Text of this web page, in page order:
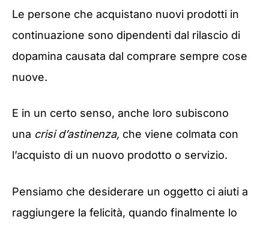
Le persone che acquistano nuovi prodotti in
continuazione sono dipendenti dal rilascio di
dopamina causata dal comprare sempre cose
nuove.
E in un certo senso, anche loro subiscono
una crisi d’astinenza, che viene colmata con
l’acquisto di un nuovo prodotto o servizio.
Pensiamo che desiderare un oggetto ci aiuti a
raggiungere la felicità, quando finalmente lo